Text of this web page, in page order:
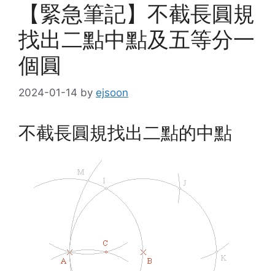
【緊急筆記】不截長圓規
找出二點中點及五等分一
個圓
2024-01-14 by ejsoon
不截長圓規找出二點的中點